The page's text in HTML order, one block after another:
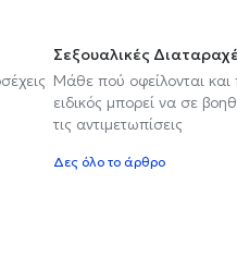
Σεξουαλικές
Μάθε πού οφείλονται και
ειδικός μπορεί να σε
τις αντιμετωπίσεις
Δες όλο το άρθρο